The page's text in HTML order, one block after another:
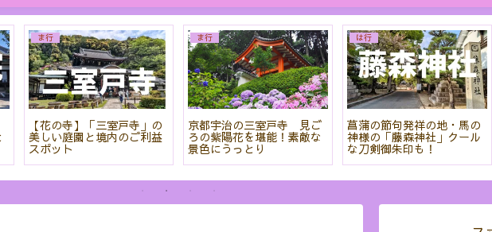
ま行
【花の寺】「三室戸寺」の
美しい庭園と境内のご利益
スポット
ま行
京都宇治の三室戸寺 見ご
ろの紫陽花を堪能！素敵な
景色にうっとり
は行
菖蒲の節句発祥の地・馬の
神様の「藤森神社」クール
な刀剣御朱印も！